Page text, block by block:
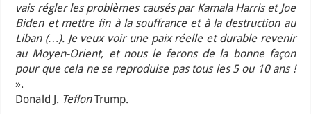
vais régler les problèmes causés par Kamala Harris et Joe
Biden et mettre fin à la souffrance et à la destruction au
Liban (…). Je veux voir une paix réelle et durable revenir
au Moyen-Orient, et nous le ferons de la bonne façon
pour que cela ne se reproduise pas tous les 5 ou 10 ans !
».
Donald J. TeflonTrump.